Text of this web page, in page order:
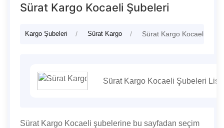
Sürat Kargo Kocaeli Şubeleri
Kargo Şubeleri Sürat Kargo Sürat Kargo Kocaeli
Sürat Kargo Kocaeli Şubeleri
Sürat Kargo Kocaeli şubelerine bu sayfadan seçim